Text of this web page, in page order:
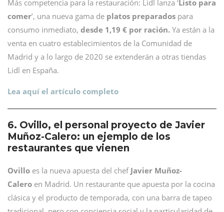
Más competencia para la restauración: Lidl lanza ‘Listo para
comer’, una nueva gama de platos preparados para
consumo inmediato, desde 1,19 € por ración. Ya están a la
venta en cuatro establecimientos de la Comunidad de
Madrid y a lo largo de 2020 se extenderán a otras tiendas
Lidl en España.
Lea aquí el artículo completo
6. Ovillo, el personal proyecto de Javier
Muñoz-Calero: un ejemplo de los
restaurantes que vienen
Ovillo es la nueva apuesta del chef Javier Muñoz-
Calero en Madrid. Un restaurante que apuesta por la cocina
clásica y el producto de temporada, con una barra de tapeo